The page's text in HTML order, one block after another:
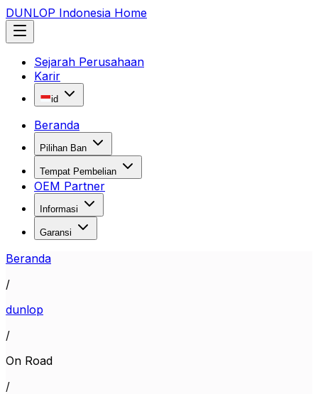
DUNLOP Indonesia Home
Sejarah Perusahaan
Karir
id
Beranda
Pilihan Ban
Tempat Pembelian
OEM Partner
Informasi
Garansi
Beranda
/
dunlop
/
On Road
/